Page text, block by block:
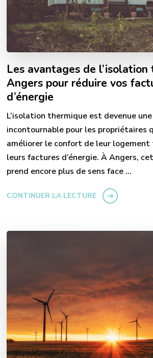
Les avantages de
Angers pour réduire vos
d’énergie
L’isolation thermique est devenue
incontournable pour les propriétaires
améliorer le confort de leur
leurs factures d’énergie. À Angers,
prend encore plus de sens face …
CONTINUER LA LECTURE